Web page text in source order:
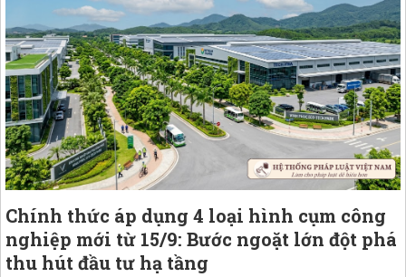
Chính thức áp dụng 4 loại hình cụm công
nghiệp mới từ 15/9: Bước ngoặt lớn đột phá
thu hút đầu tư hạ tầng